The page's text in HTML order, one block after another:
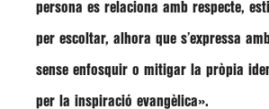
persona es relaciona amb respecte,
per escoltar, alhora que s’expressa
sense enfosquir o mitigar la pròpia
per la inspiració evangèlica».